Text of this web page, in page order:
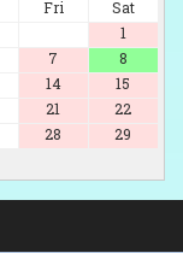
Fri
Sat
1
7
8
14
15
21
22
28
29